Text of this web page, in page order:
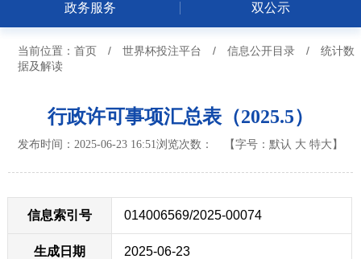
政务服务
双公示
当前位置： 首页 / 世界杯投注平台 / 信息公开目录 /
统计数
据及解读
行政许可事项汇总表（2025.5）
发布时间：2025-06-23 16:51浏览次数： 【字号： 默认 大 特大 】
信息索引号 014006569/2025-00074
生成日期 2025-06-23